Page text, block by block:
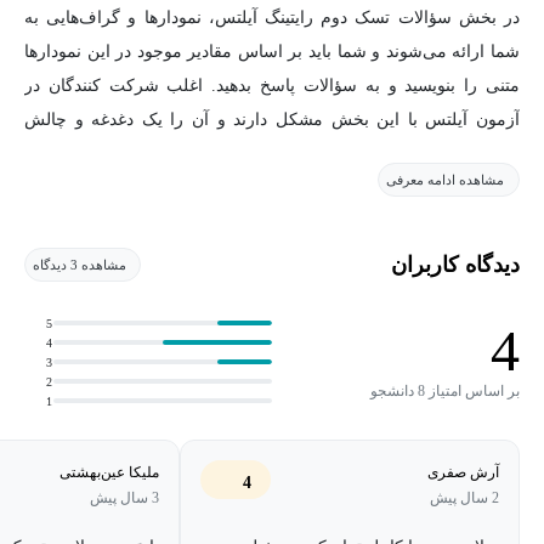
در بخش سؤالات تسک دوم رایتینگ آیلتس، نمودارها و گراف‌هایی به
شما ارائه می‌شوند و شما باید بر اساس مقادیر موجود در این نمودارها
متنی را بنویسید و به سؤالات پاسخ بدهید. اغلب شرکت کنندگان در
آزمون آیلتس با این بخش مشکل دارند و آن را یک دغدغه و چالش
انسجام مناسب در گزارش و در نهایت ارائه‌ی متنی روان از الزامات
این بخش است.
شما با شرکت در دوره رایتینگ آیلتس تسک 2، می‌توانید به خوبی برای
این بخش از آزمون آماده شوید، چرا که تمرکز اصلی این دوره بر روی
نوشتن تسک 2 و کسب نمره بالای 7 کمک می‌کند.
مشاهده ادامه معرفی
دیدگاه کاربران مشاهده 3 دیدگاه
4
بر اساس امتیاز 8 دانشجو
1
2
3
4
5
آرش صفری
2 سال پیش
4
ملیکا عین‌بهشتی
3 سال پیش